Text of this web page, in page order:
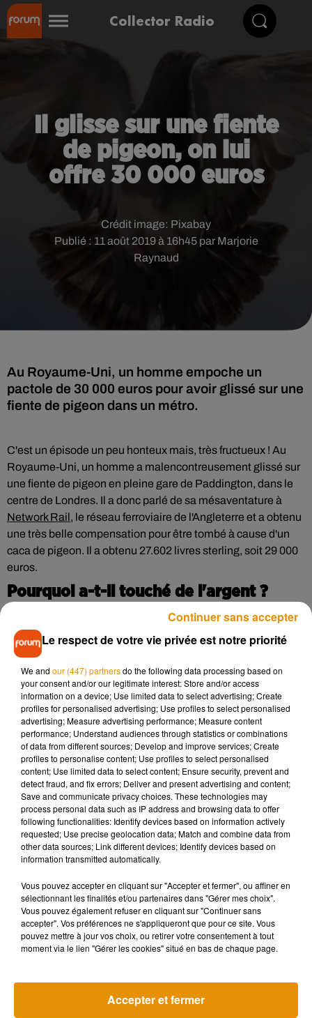
Collector Radio
Il glisse sur une fiente
de pigeon, on lui
offre 30 000 euros
Publié : 11 août 2019 à 16h45 par Marjorie
Raynaud
Crédit image: Pixabay
Au Royaume-Uni, un homme empoche un
pactole de 30 000 euros pour avoir glissé sur une
fiente de pigeon dans un métro.
C'est un épisode un peu honteux mais, très fructueux ! Au
Royaume-Uni, un homme a malencontreusement glissé sur
une fiente de pigeon en pleine gare de Paddington, dans le
centre de Londres. Il a donc parlé de sa mésaventature à
Network Rail, le réseau ferroviaire de l'Angleterre et a obtenu
une très belle compensation pour être tombé à cause d'un
caca de pigeon. Il a obtenu 27.602 livres sterling, soit 29 000
euros.
Pourquoi a-t-il touché de l'argent ?
Ce qui a fait qu'il ait été indemnisé, c'est qu'il s'est blessé à la
jambe en tombant. Comme lui, trois autres personnes ont
été indemnisées pour les mêmes raisons mais, ont obtenu
des sommes moins importantes : 400, 530 et 950 euros,
d'après les informations du médiaThe Telegraph.La
prochaine fois qu'un évènement du genre vous tombe
dessus, vous relativiserez peut-être.
Musique
7 août 2026
Madonna sort enfin le remix de « Love
Sensation » avec Kylie Minogue
Angèle et Amélie Lens dévoilent leur
collaboration tant attendue
Le respect de votre vie privée est notre priorité
We and our (447) partnersdo the following data processing based on
your consent and/or our legitimate interest: Store and/or access
information on a device; Use limited data to select advertising; Create
profiles for personalised advertising; Use profiles to select personalised
advertising; Measure advertising performance; Measure content
performance; Understand audiences through statistics or combinations
of data from different sources; Develop and improve services; Create
profiles to personalise content; Use profiles to select personalised
content; Use limited data to select content; Ensure security, prevent and
detect fraud, and fix errors; Deliver and present advertising and content;
Save and communicate privacy choices. These technologies may
process personal data such as IP address and browsing data to offer
following functionalities: Identify devices based on information actively
requested; Use precise geolocation data; Match and combine data from
other data sources; Link different devices; Identify devices based on
information transmitted automatically.
Vous pouvez accepter en cliquant sur "Accepter et fermer", ou affiner en
sélectionnant les finalités et/ou partenaires dans "Gérer mes choix".
Vous pouvez également refuser en cliquant sur "Continuer sans
accepter". Vos préférences ne s'appliqueront que pour ce site. Vous
pouvez mettre à jour vos choix, ou retirer votre consentement à tout
moment via le lien "Gérer les cookies" situé en bas de chaque page.
Accepter et fermer
Continuer sans accepter